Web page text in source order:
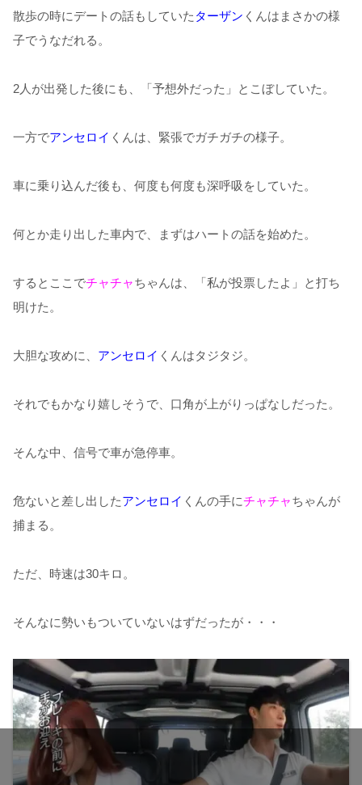
散歩の時にデートの話もしていた ターザン くんはまさかの様
子でうなだれる。
2人が出発した後にも、「予想外だった」とこぼしていた。
一方でアンセロイ くんは、緊張でガチガチの様子。
車に乗り込んだ後も、何度も何度も深呼吸をしていた。
何とか走り出した車内で、まずはハートの話を始めた。
するとここでチャチャちゃんは、「私が投票したよ」と打ち
明けた。
大胆な攻めに、 アンセロイ くんはタジタジ。
それでもかなり嬉しそうで、口角が上がりっぱなしだった。
そんな中、信号で車が急停車。
危ないと差し出したアンセロイ くんの手にチャチャちゃんが
捕まる。
ただ、時速は30キロ。
そんなに勢いもついていないはずだったが・・・